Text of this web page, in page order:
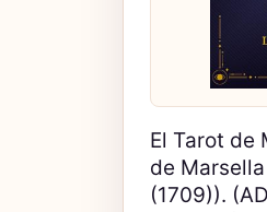
El Tarot de
de
(1709)).